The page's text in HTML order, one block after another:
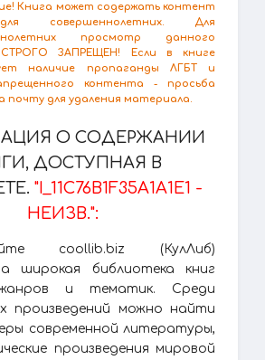
Книга может содержать контент
совершеннолетних. Для
просмотр данного
ЗАПРЕЩЕН! Если в книге
наличие пропаганды ЛГБТ и
контента - просьба
почту для удаления материала.
О СОДЕРЖАНИИ
ДОСТУПНАЯ В
"I_11C76B1F35A1A1E1 -
НЕИЗВ.":
coollib.biz (КулЛиб)
широкая библиотека книг
жанров и тематик. Среди
произведений можно найти
современной литературы,
произведения мировой